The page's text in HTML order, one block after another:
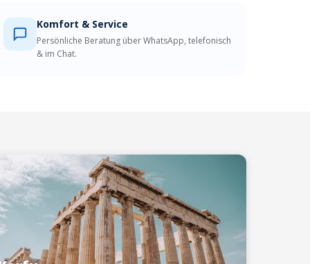
Komfort & Service
Persönliche Beratung über WhatsApp, telefonisch
& im Chat.